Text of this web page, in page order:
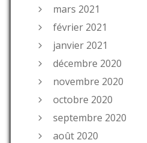
mars 2021
février 2021
janvier 2021
décembre 2020
novembre 2020
octobre 2020
septembre 2020
août 2020